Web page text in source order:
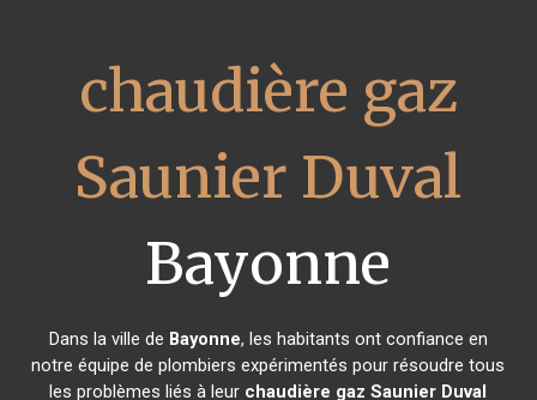
chaudière gaz
Saunier Duval
Bayonne
Dans la ville de Bayonne, les habitants ont confiance en
notre équipe de plombiers expérimentés pour résoudre tous
les problèmes liés à leur chaudière gaz Saunier Duval